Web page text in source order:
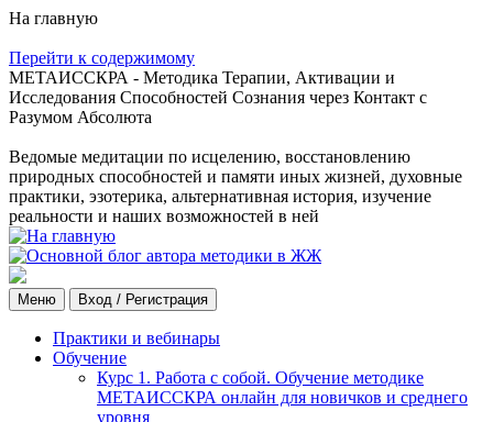
На главную
Перейти к содержимому
МЕТАИССКРА - Методика Терапии, Активации и
Исследования Способностей Сознания через Контакт с
Разумом Абсолюта
Ведомые медитации по исцелению, восстановлению
природных способностей и памяти иных жизней, духовные
практики, эзотерика, альтернативная история, изучение
реальности и наших возможностей в ней
Меню Вход / Регистрация
Практики и вебинары
Обучение
Курс 1. Работа с собой. Обучение методике
МЕТАИССКРА онлайн для новичков и среднего
уровня